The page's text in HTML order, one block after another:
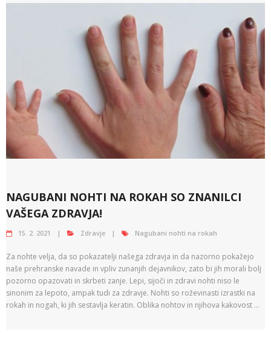
NAGUBANI NOHTI NA ROKAH SO ZNANILCI
VAŠEGA ZDRAVJA!
15. 2. 2021 Zdravje Nagubani nohti na rokah
Za nohte velja, da so pokazatelji našega zdravja in da nazorno pokažejo
naše prehranske navade in vpliv zunanjih dejavnikov, zato bi jih morali bolj
pozorno opazovati in skrbeti zanje. Lepi, sijoči in zdravi nohti niso le
sinonim za lepoto, ampak tudi za zdravje. Nohti so roževinasti izrastki na
rokah in nogah, ki jih sestavlja keratin. Oblika nohtov in njihova kakovost …